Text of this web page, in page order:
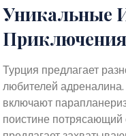
Уникальные
Приключения
Турция предлагает
любителей
включают
поистине потрясающий